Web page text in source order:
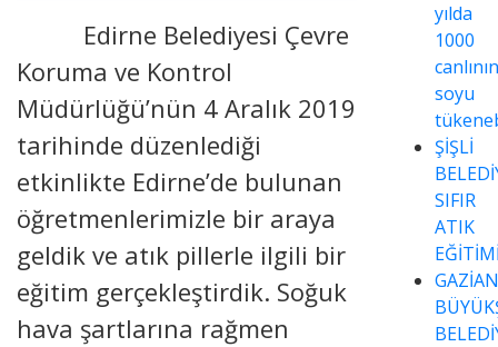
Edirne Belediyesi Çevre
Koruma ve Kontrol
Müdürlüğü’nün 4 Aralık 2019
tarihinde düzenlediği
etkinlikte Edirne’de bulunan
öğretmenlerimizle bir araya
geldik ve atık pillerle ilgili bir
eğitim gerçekleştirdik. Soğuk
hava şartlarına rağmen
yılda
1000
canlının
soyu
ŞİŞLİ
SIFIR
ATIK